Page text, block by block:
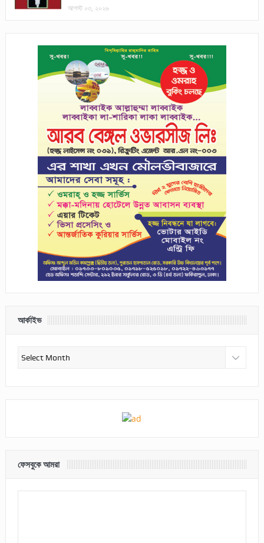
আগস্ট ০৩, ২০২৬
আর্কাইভ
আর্কাইভ
ফেসবুকে আমরা